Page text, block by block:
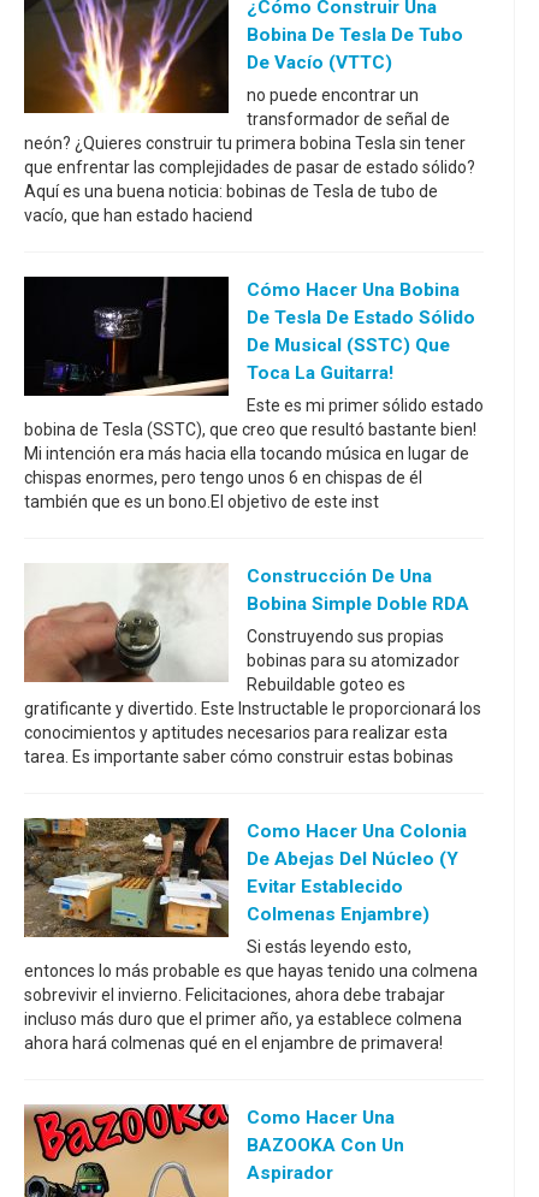
¿Cómo Construir Una
Bobina De Tesla De Tubo
De Vacío (VTTC)
no puede encontrar un
transformador de señal de
neón? ¿Quieres construir tu primera bobina Tesla sin tener
que enfrentar las complejidades de pasar de estado sólido?
Aquí es una buena noticia: bobinas de Tesla de tubo de
vacío, que han estado haciend
Cómo Hacer Una Bobina
De Tesla De Estado Sólido
De Musical (SSTC) Que
Toca La Guitarra!
Este es mi primer sólido estado
bobina de Tesla (SSTC), que creo que resultó bastante bien!
Mi intención era más hacia ella tocando música en lugar de
chispas enormes, pero tengo unos 6 en chispas de él
también que es un bono.El objetivo de este inst
Construcción De Una
Bobina Simple Doble RDA
Construyendo sus propias
bobinas para su atomizador
Rebuildable goteo es
gratificante y divertido. Este Instructable le proporcionará los
conocimientos y aptitudes necesarios para realizar esta
tarea. Es importante saber cómo construir estas bobinas
Como Hacer Una Colonia
De Abejas Del Núcleo (y
Evitar Establecido
Colmenas Enjambre)
Si estás leyendo esto,
entonces lo más probable es que hayas tenido una colmena
sobrevivir el invierno. Felicitaciones, ahora debe trabajar
incluso más duro que el primer año, ya establece colmena
ahora hará colmenas qué en el enjambre de primavera!
Como Hacer Una
BAZOOKA Con Un
Aspirador